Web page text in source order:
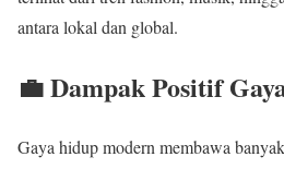
antara lokal dan global.
💼 Dampak Positif
Gaya hidup modern membawa